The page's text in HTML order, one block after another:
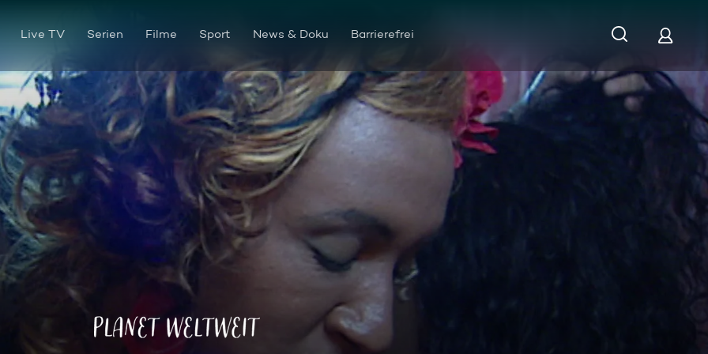
Live TV Serien Filme Sport News & Doku Barrierefrei
Rio - Vom Strich auf den Laufsteg